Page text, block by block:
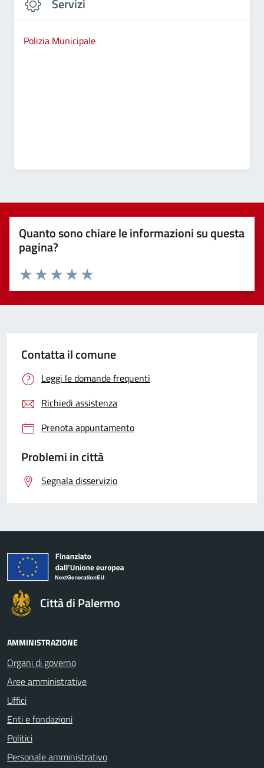
Servizi
Polizia Municipale
Quanto sono chiare le informazioni su questa
pagina?
Valuta 5 stelle su 5
Valuta 4 stelle su 5
Valuta 3 stelle su 5
Valuta 2 stelle su 5
Valuta 1 stelle su 5
Contatta il comune
Leggi le domande frequenti
Richiedi assistenza
Prenota appuntamento
Problemi in città
Segnala disservizio
Città di Palermo
AMMINISTRAZIONE
Organi di governo
Aree amministrative
Uffici
Enti e fondazioni
Politici
Personale amministrativo